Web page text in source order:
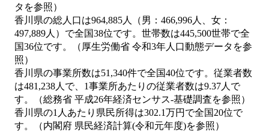
タを参照）
香川県の総人口は964,885人（男：466,996人、女：
497,889人）で全国38位です。世帯数は445,500世帯で全
国36位です。（厚生労働省 令和3年人口動態データを参
照）
香川県の事業所数は51,340件で全国40位です。従業者数
は481,238人で、1事業所あたりの従業者数は9.37人で
す。（総務省 平成26年経済センサス‐基礎調査を参照）
香川県の1人あたり県民所得は302.1万円で全国20位で
す。（内閣府 県民経済計算(令和元年度)を参照）